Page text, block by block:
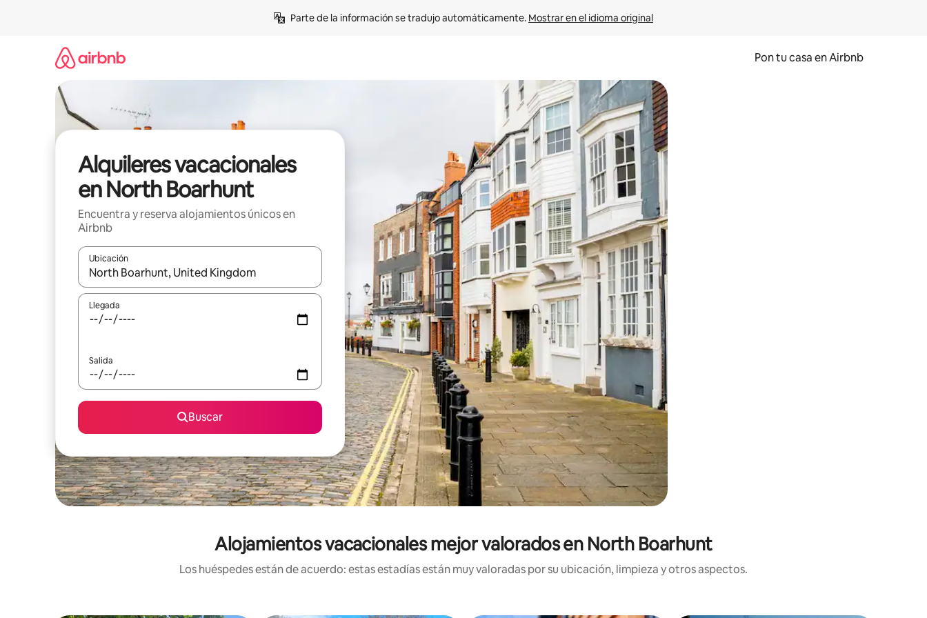
Parte de la información se tradujo automáticamente. Mostrar en el idioma original
Pon tu casa en Airbnb
Alquileres vacacionales
en North Boarhunt
Encuentra y reserva alojamientos únicos en
Airbnb
Ubicación
Cuando los resultados estén disponibles, navega con las teclas de flecha hacia arriba y hacia abajo o explora con el tacto o desliza el dedo.
Llegada
Salida
Buscar
Alojamientos vacacionales mejor valorados en North Boarhunt
Los huéspedes están de acuerdo: estas estadías están muy valoradas por su ubicación, limpieza y otros aspectos.